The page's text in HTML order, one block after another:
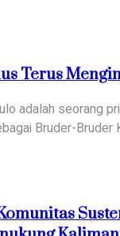
Terus
adalah seorang
Bruder-Bruder